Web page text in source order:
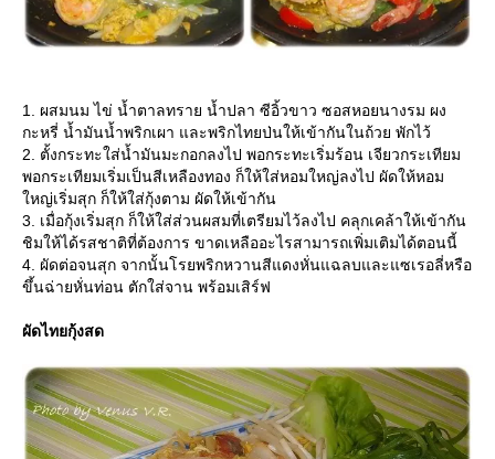
1. ผสมนม ไข่ น้ำตาลทราย น้ำปลา ซีอิ้วขาว ซอสหอยนางรม ผง
กะหรี่ น้ำมันน้ำพริกเผา และพริกไทยป่นให้เข้ากันในถ้วย พักไว้
2. ตั้งกระทะใส่น้ำมันมะกอกลงไป พอกระทะเริ่มร้อน เจียวกระเทียม
พอกระเทียมเริ่มเป็นสีเหลืองทอง ก็ให้ใส่หอมใหญ่ลงไป ผัดให้หอม
หญ่เริ่มสุก ก็ให้ใส่กุ้งตาม ผัดให้เข้ากัน
3. เมื่อกุ้งเริ่มสุก ก็ให้ใส่ส่วนผสมที่เตรียมไว้ลงไป คลุกเคล้าให้เข้ากัน
ชิมให้ได้รสชาติที่ต้องการ ขาดเหลืออะไรสามารถเพิ่มเติมได้ตอนนี้
4. ผัดต่อจนสุก จากนั้นโรยพริกหวานสีแดงหั่นแฉลบและแซเรอลี่หรือ
ขึ้นฉ่ายหั่นท่อน ตักใส่จาน พร้อมเสิร์ฟ
ผัดไทยกุ้งสด